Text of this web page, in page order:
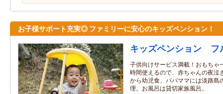
お子様サポート充実◎ ファミリーに安心のキッズペンション！
キッズペンション フ
子供向けサービス満載！おもちゃ
時間使えるので、赤ちゃんの夜泣
から幼児食、パパママには淡路島
理。お風呂は貸切家族風呂。